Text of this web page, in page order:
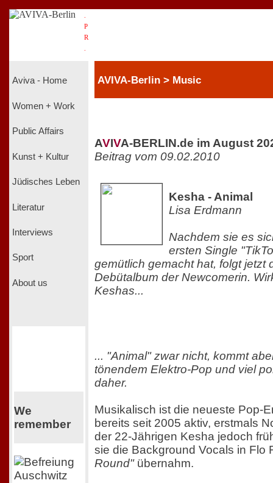
P
R
Aviva - Home
Women + Work
Public Affairs
Kunst + Kultur
Jüdisches Leben
Literatur
Interviews
Sport
About us
We
remember
AVIVA-Berlin > Music
AVIVA-BERLIN.de im August
Beitrag vom 09.02.2010
Kesha - Animal
Lisa Erdmann
Nachdem sie es
ersten Single
gemütlich gemacht hat, folgt jetzt
Debütalbum der Newcomerin.
Keshas...
... "Animal" zwar nicht, kommt
tönendem Elektro-Pop und viel
daher.
Musikalisch ist die neueste Pop-
bereits seit 2005 aktiv, erstmals
der 22-Jährigen Kesha jedoch
sie die Background Vocals in Flo
Round"übernahm.